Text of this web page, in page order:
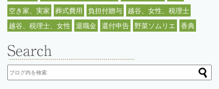
空き家、実家
葬式費用 負担付贈与
越谷、女性、税理士
越谷、税理士、女性
退職金 還付申告 野菜ソムリエ 香典